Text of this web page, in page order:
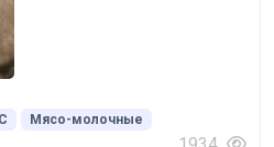
Мясо-молочные